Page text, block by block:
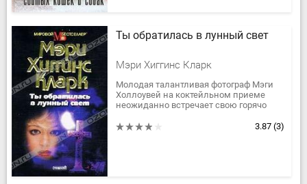
Ты обратилась в лунный свет
Мэри Хиггинс Кларк
Молодая талантливая фотограф Мэги
Холлоувей на коктейльном приеме
неожиданно встречает свою горячо
счастливы, вновь обретя друг друга.
3.87 (3)